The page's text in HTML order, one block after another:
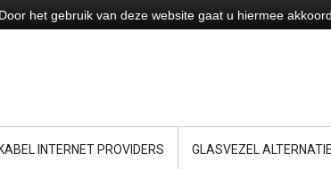
KABEL INTERNET PROVIDERS GLASVEZEL
het gebruik van deze website gaat u hiermee